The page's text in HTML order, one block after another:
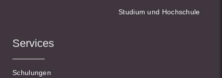
Studium und Hochschule
Services
Schulungen